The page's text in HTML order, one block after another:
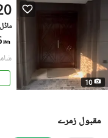
10
20
شامل
مقبول زمرے